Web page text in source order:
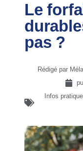
Le
pas ?
Rédigé par
Infos